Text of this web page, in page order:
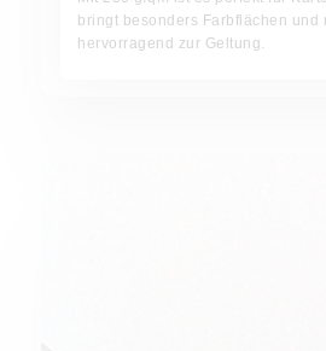
bringt besonders Farbflächen und
hervorragend zur Geltung.